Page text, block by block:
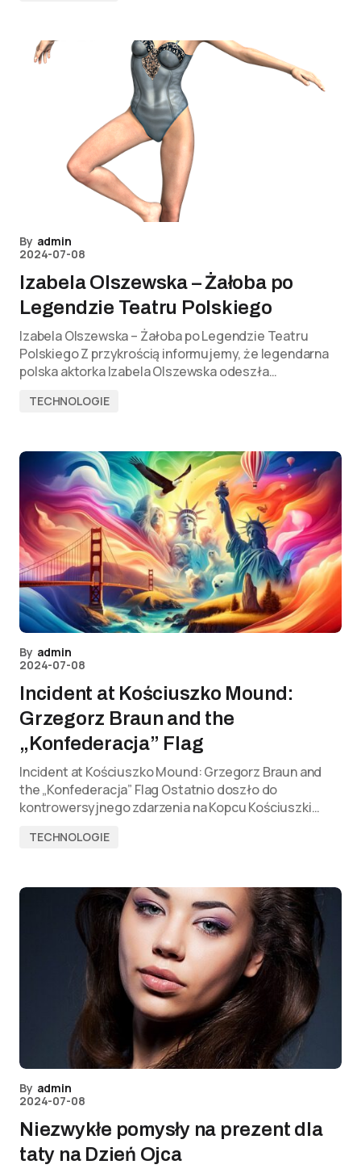
By admin
2024-07-08
Izabela Olszewska – Żałoba po
Legendzie Teatru Polskiego
Izabela Olszewska – Żałoba po Legendzie Teatru
Polskiego Z przykrością informujemy, że legendarna
polska aktorka Izabela Olszewska odeszła…
TECHNOLOGIE
By admin
2024-07-08
Incident at Kościuszko Mound:
Grzegorz Braun and the
„Konfederacja” Flag
Incident at Kościuszko Mound: Grzegorz Braun and
the „Konfederacja” Flag Ostatnio doszło do
kontrowersyjnego zdarzenia na Kopcu Kościuszki…
TECHNOLOGIE
By admin
2024-07-08
Niezwykłe pomysły na prezent dla
taty na Dzień Ojca